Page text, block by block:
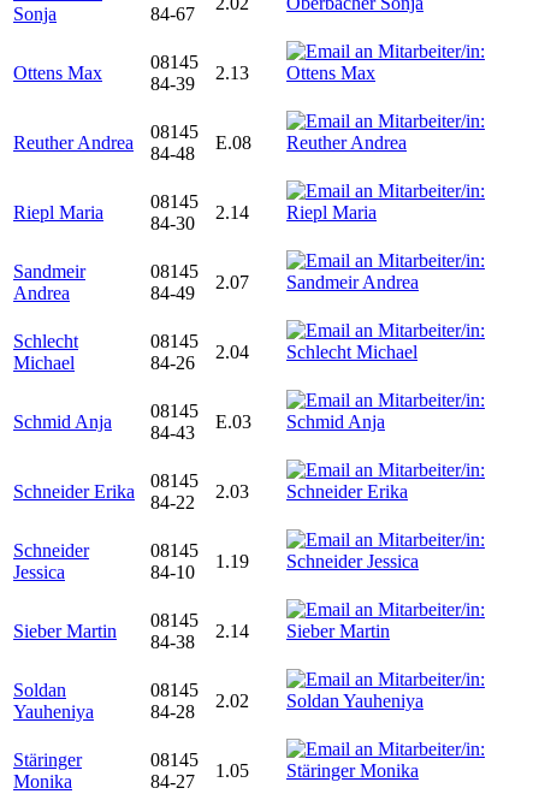
Sonja
84-67
Ottens Max
08145
84-39
2.13
Reuther Andrea
08145
84-48
E.08
Riepl Maria
08145
84-30
2.14
Sandmeir
Andrea
08145
84-49
2.07
Schlecht
Michael
08145
84-26
2.04
Schmid Anja
08145
84-43
E.03
Schneider Erika
08145
84-22
2.03
Schneider
Jessica
08145
84-10
1.19
Sieber Martin
08145
84-38
2.14
Soldan
Yauheniya
08145
84-28
2.02
Stäringer
Monika
08145
84-27
1.05